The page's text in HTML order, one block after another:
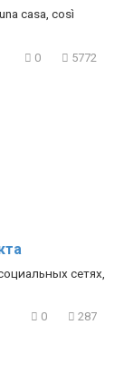
casa, così
0 5772
сетях,
0 287